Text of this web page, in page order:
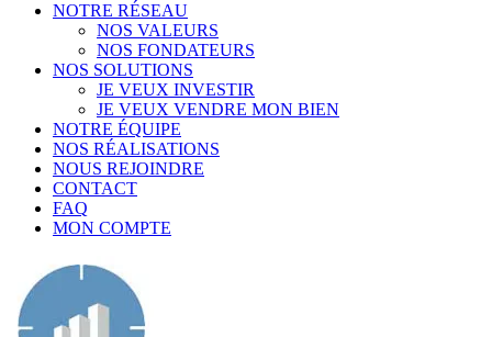
NOTRE RÉSEAU
NOS VALEURS
NOS FONDATEURS
NOS SOLUTIONS
JE VEUX INVESTIR
JE VEUX VENDRE MON BIEN
NOTRE ÉQUIPE
NOS RÉALISATIONS
NOUS REJOINDRE
CONTACT
FAQ
MON COMPTE